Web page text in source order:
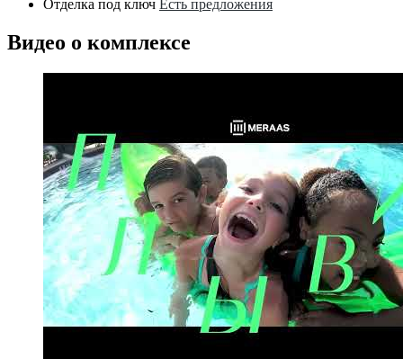
Отделка под ключ Есть предложения
Видео о комплексе